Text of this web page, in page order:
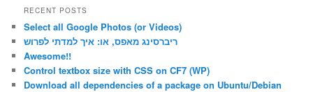
r
h
RECENT POSTS
Select all Google Photos (or Videos)
ריברסינג מאפס, או: איך למדתי לפרוש
Awesome!!
Control textbox size with CSS on CF7 (WP)
Download all dependencies of a package on Ubuntu/Debian